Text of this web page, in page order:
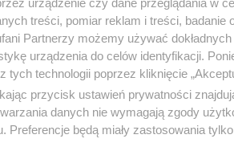
Reklama
się już nie opłacają - nie
Tak samo jak
dobry. Ale nie od zawsze tak
Pisałem o tym w
treści, pomiar reklam i treści, badanie
Partnerzy możemy używać
urządzenia do celów identyfikacji.
tych technologii poprzez kliknięcie
przycisk ustawień prywatności
danych nie wymagają zgody
Preferencje będą miały zastosowania